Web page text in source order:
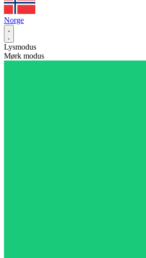
Norge
Lysmodus
Mørk modus